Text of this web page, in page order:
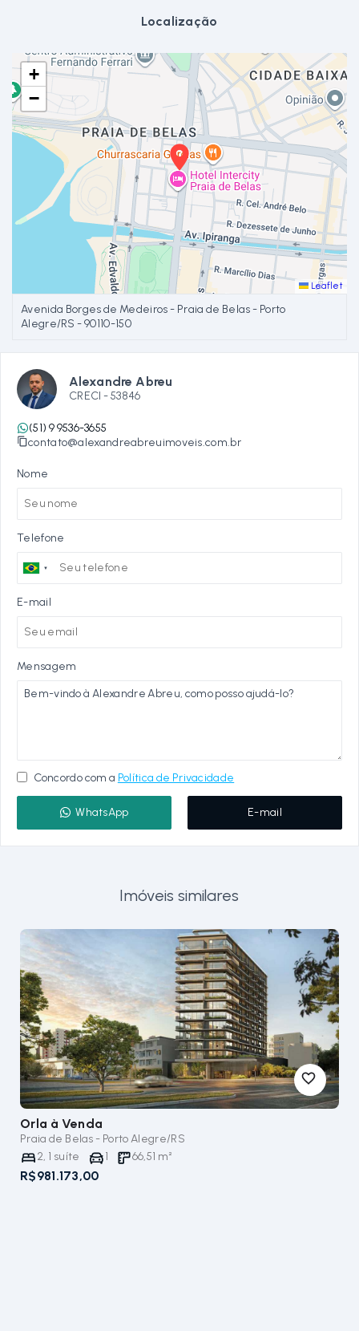
Localização
+
−
Leaflet
Avenida Borges de Medeiros - Praia de Belas - Porto
Alegre/RS - 90110-150
Alexandre Abreu
CRECI -53846
(51) 9 9536-3655
contato@alexandreabreuimoveis.com.br
Nome
Telefone
E-mail
Mensagem
Concordo com a Política de Privacidade
WhatsApp E-mail
Imóveis similares
Orla à Venda
Praia de Belas - Porto Alegre/RS
2, 1 suíte 1 66,51 m²
R$981.173,00